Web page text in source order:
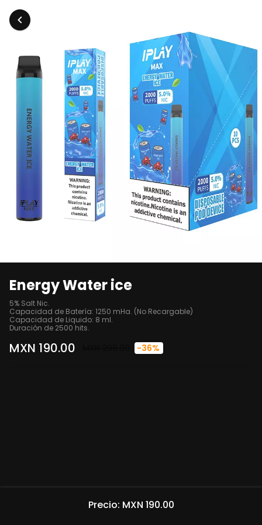
Energy Water ice
5% Salt Nic.
Capacidad de Batería: 1250 mHa. (No Recargable)
Capacidad de Liquido: 8 ml.
Duración de 2500 hits.
MXN 190.00 -36%
Precio: MXN 190.00